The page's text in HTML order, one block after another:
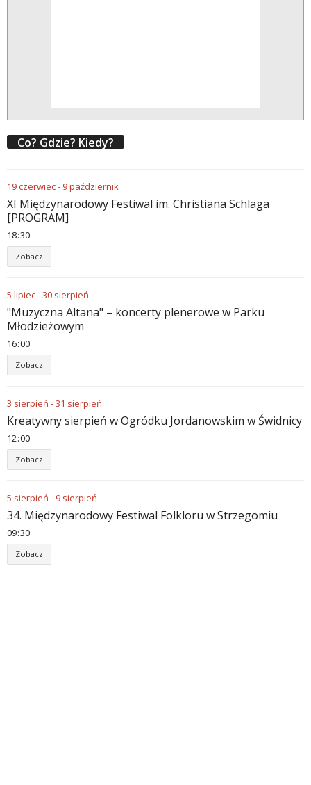
Co? Gdzie? Kiedy?
19czerwiec- 9październik
XI Międzynarodowy Festiwal im. Christiana Schlaga
[PROGRAM]
18 30
Zobacz
5 lipiec-30 sierpień
"Muzyczna Altana" – koncerty plenerowe w Parku
Młodzieżowym
16 00
Zobacz
3 sierpień -31 sierpień
Kreatywny sierpień w Ogródku Jordanowskim w Świdnicy
12 00
Zobacz
5 sierpień - 9 sierpień
34. Międzynarodowy Festiwal Folkloru w Strzegomiu
09 30
Zobacz